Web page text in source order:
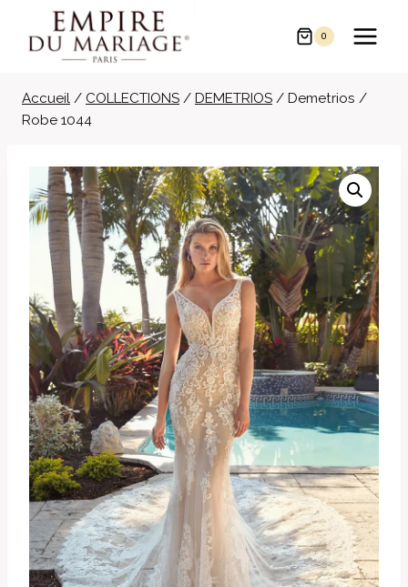
contenu
0
Accueil / COLLECTIONS / DEMETRIOS / Demetrios /
Robe 1044